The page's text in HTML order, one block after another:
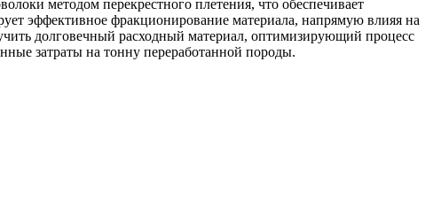
методом перекрестного плетения, что обеспечивает
эффективное фракционирование материала, напрямую влияя на
долговечный расходный материал, оптимизирующий процесс
затраты на тонну переработанной породы.